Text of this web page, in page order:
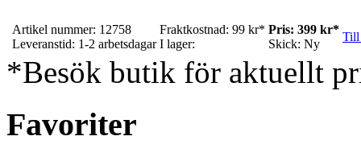
Artikel nummer: 12758
Leveranstid: 1-2 arbetsdagar
Fraktkostnad: 99 kr*
I lager:
Pris: 399 kr*
Skick: Ny
Till
*Besök butik för aktuellt
Favoriter